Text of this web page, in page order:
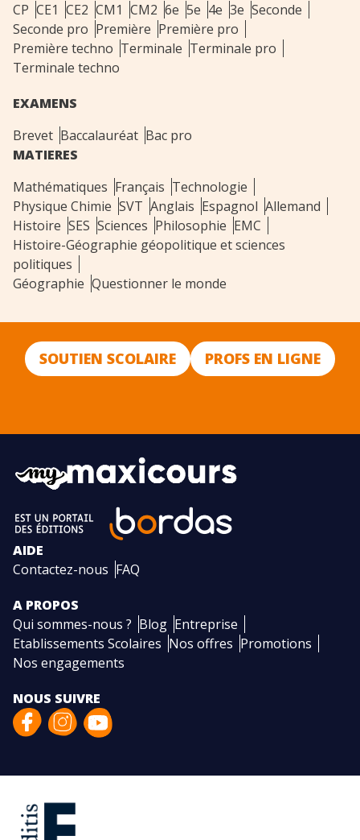
CP CE1 CE2 CM1 CM2 6e 5e 4e 3e Seconde
Seconde pro Première Première pro
Première techno Terminale Terminale pro
Terminale techno
EXAMENS
Brevet Baccalauréat Bac pro
MATIERES
Mathématiques Français Technologie
Physique Chimie SVT Anglais Espagnol Allemand
Histoire SES Sciences Philosophie EMC
Histoire-Géographie géopolitique et sciences
politiques
Géographie Questionner le monde
SOUTIEN SCOLAIRE PROFS EN LIGNE
AIDE
Contactez-nous FAQ
A PROPOS
Qui sommes-nous ? Blog Entreprise
Etablissements Scolaires Nos offres Promotions
Nos engagements
NOUS SUIVRE